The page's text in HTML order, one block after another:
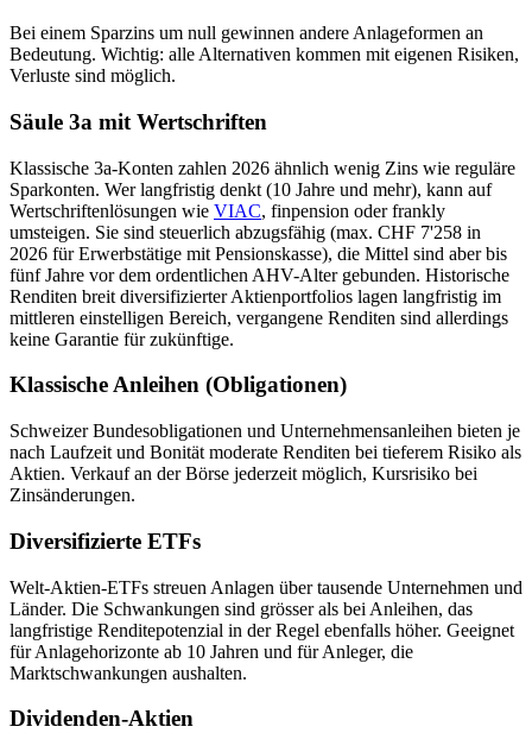
Bei einem Sparzins um null gewinnen andere Anlageformen an
Bedeutung. Wichtig: alle Alternativen kommen mit eigenen Risiken,
Verluste sind möglich.
Säule 3a mit Wertschriften
Klassische 3a-Konten zahlen 2026 ähnlich wenig Zins wie reguläre
Sparkonten. Wer langfristig denkt (10 Jahre und mehr), kann auf
Wertschriftenlösungen wie VIAC, finpension oder frankly
umsteigen. Sie sind steuerlich abzugsfähig (max. CHF 7'258 in
2026 für Erwerbstätige mit Pensionskasse), die Mittel sind aber bis
fünf Jahre vor dem ordentlichen AHV-Alter gebunden. Historische
Renditen breit diversifizierter Aktienportfolios lagen langfristig im
mittleren einstelligen Bereich, vergangene Renditen sind allerdings
keine Garantie für zukünftige.
Klassische Anleihen (Obligationen)
Schweizer Bundesobligationen und Unternehmensanleihen bieten je
nach Laufzeit und Bonität moderate Renditen bei tieferem Risiko als
Aktien. Verkauf an der Börse jederzeit möglich, Kursrisiko bei
Zinsänderungen.
Diversifizierte ETFs
Welt-Aktien-ETFs streuen Anlagen über tausende Unternehmen und
Länder. Die Schwankungen sind grösser als bei Anleihen, das
langfristige Renditepotenzial in der Regel ebenfalls höher. Geeignet
für Anlagehorizonte ab 10 Jahren und für Anleger, die
Marktschwankungen aushalten.
Dividenden-Aktien